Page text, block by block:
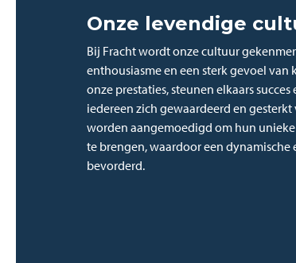
Onze levendige
Bij Fracht wordt onze cultuur
enthousiasme en een sterk gevoel van
onze prestaties, steunen elkaars
iedereen zich gewaardeerd en
worden aangemoedigd om hun
te brengen, waardoor een
bevorderd.